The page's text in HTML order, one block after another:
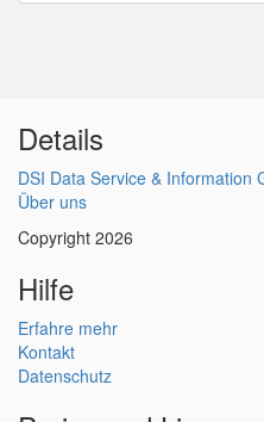
Details
DSI Data Service & Information
Über uns
Copyright 2026
Hilfe
Erfahre mehr
Kontakt
Datenschutz